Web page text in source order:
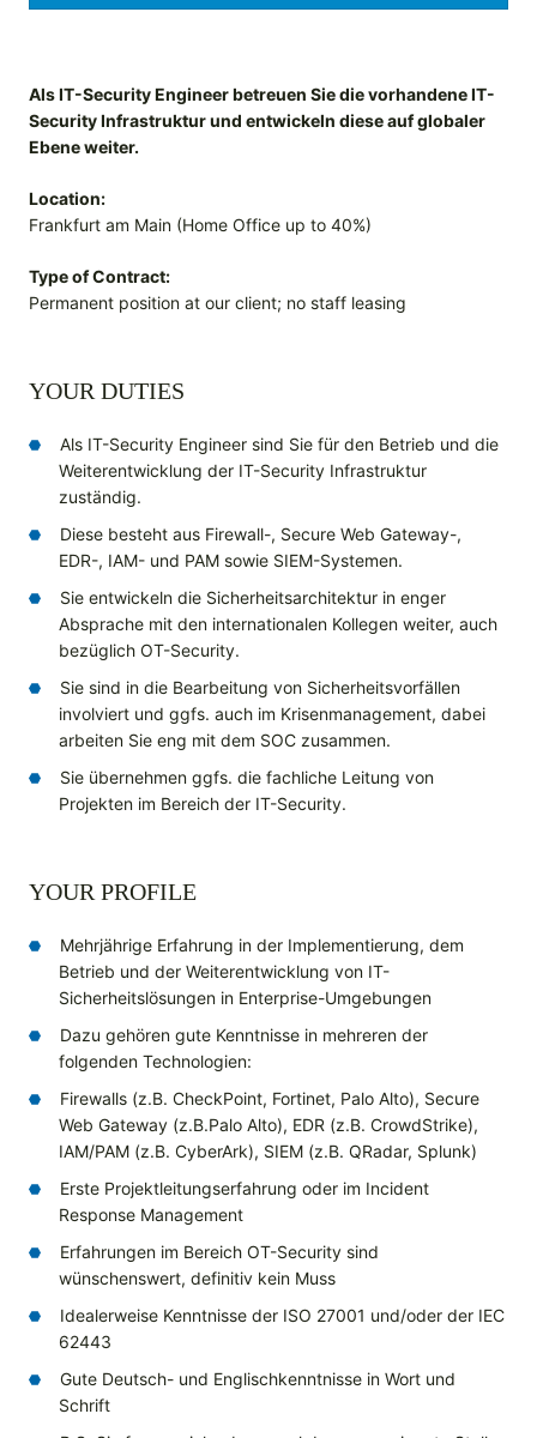
Als IT-Security Engineer betreuen Sie die vorhandene IT-
Security Infrastruktur und entwickeln diese auf globaler
Ebene weiter.
Location:
Frankfurt am Main (Home Office up to 40%)
Type of Contract:
Permanent position at our client; no staff leasing
YOUR DUTIES
Als IT-Security Engineer sind Sie für den Betrieb und die
Weiterentwicklung der IT-Security Infrastruktur
zuständig.
Diese besteht aus Firewall-, Secure Web Gateway-,
EDR-, IAM- und PAM sowie SIEM-Systemen.
Sie entwickeln die Sicherheitsarchitektur in enger
Absprache mit den internationalen Kollegen weiter, auch
bezüglich OT-Security.
Sie sind in die Bearbeitung von Sicherheitsvorfällen
involviert und ggfs. auch im Krisenmanagement, dabei
arbeiten Sie eng mit dem SOC zusammen.
Sie übernehmen ggfs. die fachliche Leitung von
Projekten im Bereich der IT-Security.
YOUR PROFILE
Mehrjährige Erfahrung in der Implementierung, dem
Betrieb und der Weiterentwicklung von IT-
Sicherheitslösungen in Enterprise-Umgebungen
Dazu gehören gute Kenntnisse in mehreren der
folgenden Technologien:
Firewalls (z.B. CheckPoint, Fortinet, Palo Alto), Secure
Web Gateway (z.B.Palo Alto), EDR (z.B. CrowdStrike),
IAM/PAM (z.B. CyberArk), SIEM (z.B. QRadar, Splunk)
Erste Projektleitungserfahrung oder im Incident
Response Management
Erfahrungen im Bereich OT-Security sind
wünschenswert, definitiv kein Muss
Idealerweise Kenntnisse der ISO 27001 und/oder der IEC
62443
Gute Deutsch- und Englischkenntnisse in Wort und
Schrift